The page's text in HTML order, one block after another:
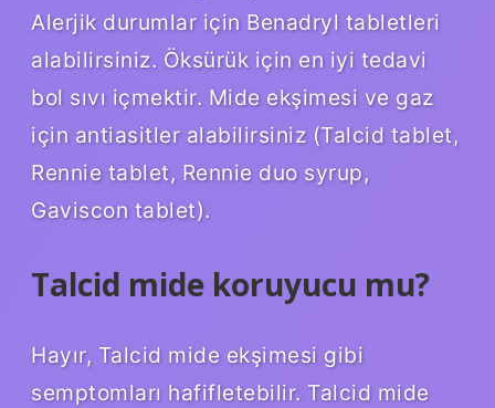
Alerjik durumlar için Benadryl tabletleri
alabilirsiniz. Öksürük için en iyi tedavi
bol sıvı içmektir. Mide ekşimesi ve gaz
için antiasitler alabilirsiniz (Talcid tablet,
Rennie tablet, Rennie duo syrup,
Gaviscon tablet).
Talcid mide koruyucu mu?
Hayır, Talcid mide ekşimesi gibi
semptomları hafifletebilir. Talcid mide